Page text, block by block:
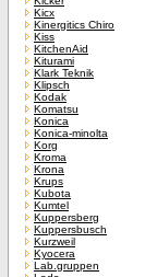
Kicx
Kinergitics Chiro
Kiss
KitchenAid
Kiturami
Klark Teknik
Klipsch
Kodak
Komatsu
Konica
Konica-minolta
Korg
Kroma
Krona
Krups
Kubota
Kumtel
Kuppersberg
Kuppersbusch
Kurzweil
Kyocera
Lab.gruppen